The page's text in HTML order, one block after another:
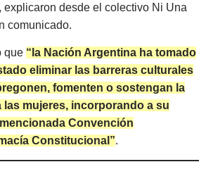
explicaron desde el colectivo Ni Una
comunicado.
que “la Nación Argentina ha tomado
eliminar las barreras culturales
fomenten o sostengan la
mujeres, incorporando a su
Convención
Constitucional”.